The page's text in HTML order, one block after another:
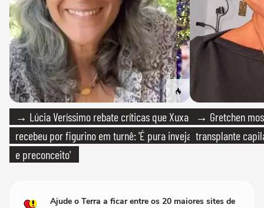
→ Lúcia Veríssimo rebate críticas que Xuxa
recebeu por figurino em turnê: 'É pura inveja
e preconceito'
→ Gretchen
transplante
Ajude o Terra a ficar entre os 20 maiores sites de